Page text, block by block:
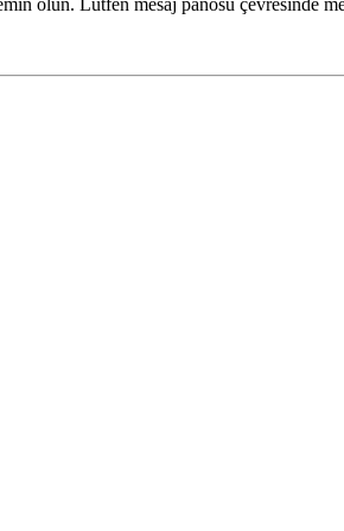
olun. Lütfen mesaj panosu çevresinde